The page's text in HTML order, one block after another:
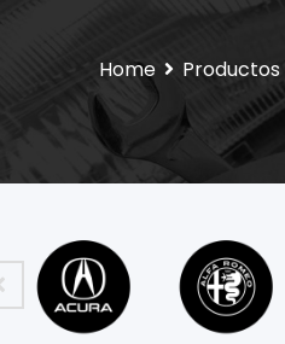
Home Productos